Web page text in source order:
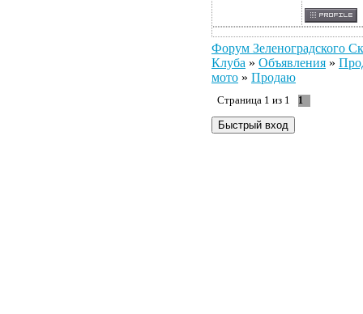
Форум Зеленоградского
Клуба » Объявления »
мото » Продаю
Страница 1 из 1 1